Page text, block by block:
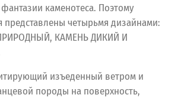
каменотеса. Поэтому
четырьмя дизайнами:
КАМЕНЬ ДИКИЙ И
изъеденный ветром и
породы на поверхность,